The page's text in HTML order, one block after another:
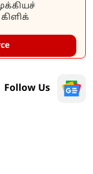
Follow Us